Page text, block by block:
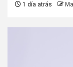
1 día atrás